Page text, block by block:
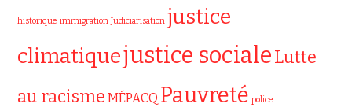
historique immigration Judiciarisation justice
climatiquejustice socialeLutte
au racisme MÉPACQ Pauvreté police